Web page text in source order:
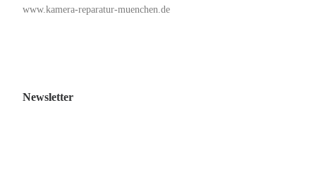
www.kamera-reparatur-muenchen.de
Newsletter